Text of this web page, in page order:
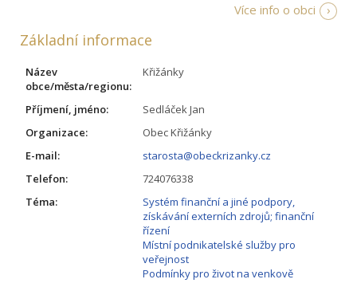
Více info o obci
Základní informace
Název
obce/města/regionu:
Křižánky
Příjmení, jméno:
Sedláček Jan
Organizace:
Obec Křižánky
E-mail:
starosta@obeckrizanky.cz
Telefon:
724076338
Téma:
Systém finanční a jiné podpory,
získávání externích zdrojů; finanční
řízení
Místní podnikatelské služby pro
veřejnost
Podmínky pro život na venkově